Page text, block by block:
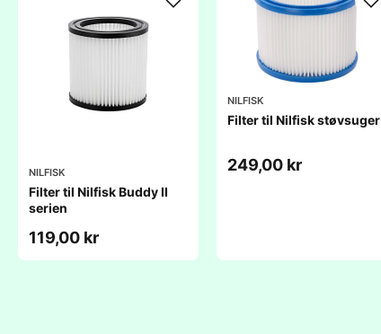
NILFISK
Filter til Nilfisk Buddy II
serien
119,00 kr
NILFISK
Filter til Nilfisk støvsuger
249,00 kr